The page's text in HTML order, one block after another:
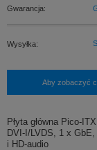
Gwarancja:
Wysyłka:
Aby zobaczyć
Płyta główna Pico-
DVI-I/LVDS, 1 x
i HD-audio